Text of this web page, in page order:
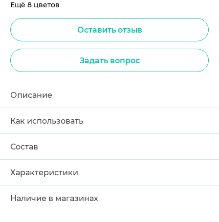
Ещё 8 цветов
Оставить отзыв
Задать вопрос
Описание
Как использовать
Состав
Характеристики
Наличие в магазинах